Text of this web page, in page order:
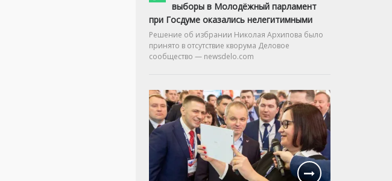
выборы в Молодёжный парламент
при Госдуме оказались нелегитимными
Решение об избрании Николая Архипова было
принято в отсутствие кворума Деловое
сообщество — newsdelo.com